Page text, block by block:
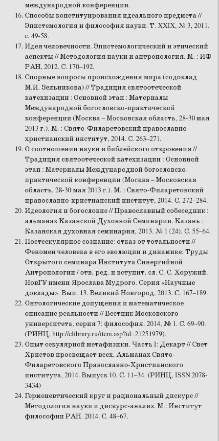
международной конференции.
Способы конституирования идеального предмета //
Эпистемология и философия науки. Т. XXIX, № 3, 2011.
c. 49-58.
Идея человечности. Эпистемологический и этический
аспекты // Методология науки и антропология. М. : ИФ
РАН, 2012. С. 170–192.
Спорные вопросы происхождения мира (содоклад
М.И. Зельникова) // Традиция святоотеческой
катехизации : Основной этап : Материалы
Международной богословско-практической
конференции (Москва – Московская область, 28-30 мая
2013 г.). М. : Свято-Филаретовский православно-
христианский институт, 2014. С. 263–271.
О соотношении науки и библейского откровения //
Традиция святоотеческой катехизации : Основной
этап : Материалы Международной богословско-
практической конференции (Москва – Московская
область, 28-30 мая 2013 г.). М. : Свято-Филаретовский
православно-христианский институт, 2014. С. 272–284.
Идеология и богословие // Православный собеседник :
альманах Казанской Духовной Семинарии. Казань :
Казанская духовная семинария, 2013. № 1 (24). С. 55–64.
Постсекулярное сознание: отказ от тотальности //
Феномен человека в его эволюции и динамике: Труды
Открытого семинара Института Синергийной
Антропологии / отв. ред. и вступит. сл. С. С. Хоружий.
НовГУ имени Ярослава Мудрого. Серия «Научные
доклады». Вып. 13. Великий Новгород, 2013. C. 167–189.
Онтологические допущения и математическое
описание реальности // Вестник Московского
университета, серия 7: философия. 2014, № 1. С. 69–90.
(РИНЦ, http://elibrary.ru/item.asp?id=21251979).
Опыт секулярной метафизики. Часть I: Декарт // Свет
Христов просвещает всех. Альманах Свято-
Филаретовского Православно-Христианского
института, 2014. Выпуск 10. С. 11–34. (РИНЦ, ISSN 2078-
3434)
Герменевтический круг и рациональный дискурс //
Методология науки и дискурс-анализ. М.: Институт
философии РАН. 2014. С. 48–67.